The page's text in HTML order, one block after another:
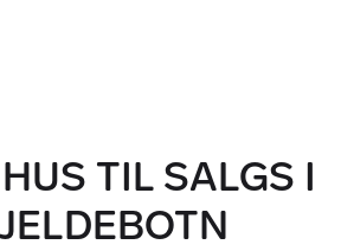
TIL SALGS I